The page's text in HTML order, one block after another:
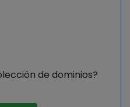
de dominios?